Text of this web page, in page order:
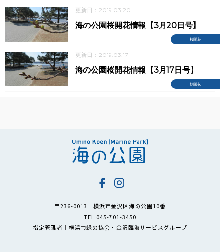
更新日：2019.03.20
桜開花
海の公園桜開花情報【3月20日号】
更新日：2019.03.17
桜開花
海の公園桜開花情報【3月17日号】
〒236-0013 横浜市金沢区海の公園10番
TEL 045-701-3450
指定管理者｜横浜市緑の協会・金沢臨海サービスグループ